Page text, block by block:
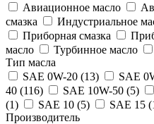
Авиационное масло
смазка
Индустриальное
Приборная смазка
масло
Турбинное масло
Тип масла
SAE 0W-20 (13)
SAE
40 (116)
SAE 10W-50 (5)
(1)
SAE 10 (5) SAE 15
Производитель